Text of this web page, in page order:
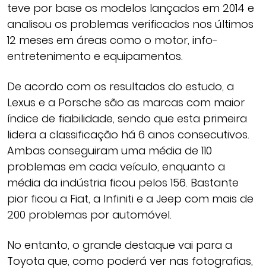
teve por base os modelos lançados em 2014 e
analisou os problemas verificados nos últimos
12 meses em áreas como o motor, info-
entretenimento e equipamentos.
De acordo com os resultados do estudo, a
Lexus e a Porsche são as marcas com maior
índice de fiabilidade, sendo que esta primeira
lidera a classificação há 6 anos consecutivos.
Ambas conseguiram uma média de 110
problemas em cada veículo, enquanto a
média da indústria ficou pelos 156. Bastante
pior ficou a Fiat, a Infiniti e a Jeep com mais de
200 problemas por automóvel.
No entanto, o grande destaque vai para a
Toyota que, como poderá ver nas fotografias,